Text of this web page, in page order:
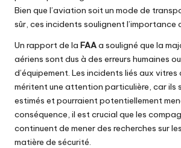
Bien que l’aviation soit un mode de
sûr, ces incidents soulignent l’importance
Un rapport de la FAAa souligné que la
aériens sont dus à des erreurs humaines
d’équipement. Les incidents liés aux
méritent une attention particulière, car ils
estimés et pourraient potentiellement
conséquence, il est crucial que les
continuent de mener des recherches sur
matière de sécurité.